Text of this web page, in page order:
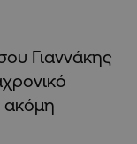
Γιαννάκης
ακόμη